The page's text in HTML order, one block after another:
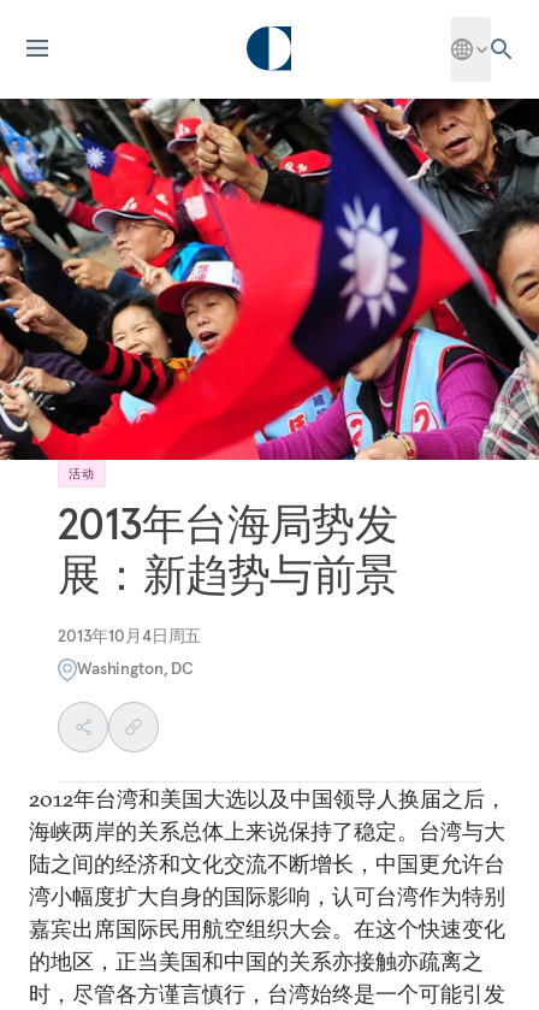
活动
2013年台海局势发
展：新趋势与前景
2013年10月4日周五
Washington, DC
2012年台湾和美国大选以及中国领导人换届之后，
海峡两岸的关系总体上来说保持了稳定。台湾与大
陆之间的经济和文化交流不断增长，中国更允许台
湾小幅度扩大自身的国际影响，认可台湾作为特别
嘉宾出席国际民用航空组织大会。在这个快速变化
的地区，正当美国和中国的关系亦接触亦疏离之
时，尽管各方谨言慎行，台湾始终是一个可能引发